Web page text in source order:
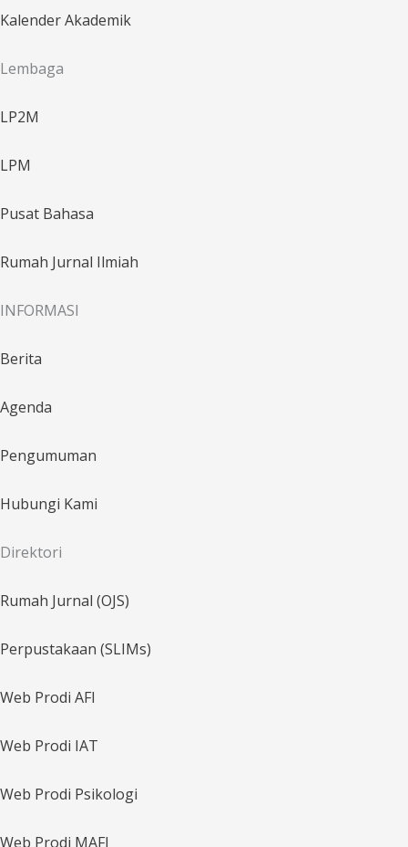
Kalender Akademik
Lembaga
LP2M
LPM
Pusat Bahasa
Rumah Jurnal Ilmiah
INFORMASI
Berita
Agenda
Pengumuman
Hubungi Kami
Direktori
Rumah Jurnal (OJS)
Perpustakaan (SLIMs)
Web Prodi AFI
Web Prodi IAT
Web Prodi Psikologi
Web Prodi MAFI